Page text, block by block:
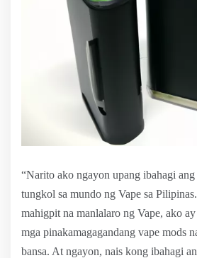
“Narito ako ngayon upang ibahagi
tungkol sa mundo ng Vape sa
mahigpit na manlalaro ng Vape, ako
mga pinakamagagandang vape mods
bansa. At ngayon, nais kong ibahagi